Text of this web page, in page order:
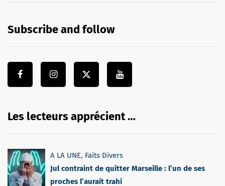
Subscribe and follow
Les lecteurs apprécient …
A LA UNE, Faits Divers
Jul contraint de quitter Marseille : l’un de ses
proches l’aurait trahi